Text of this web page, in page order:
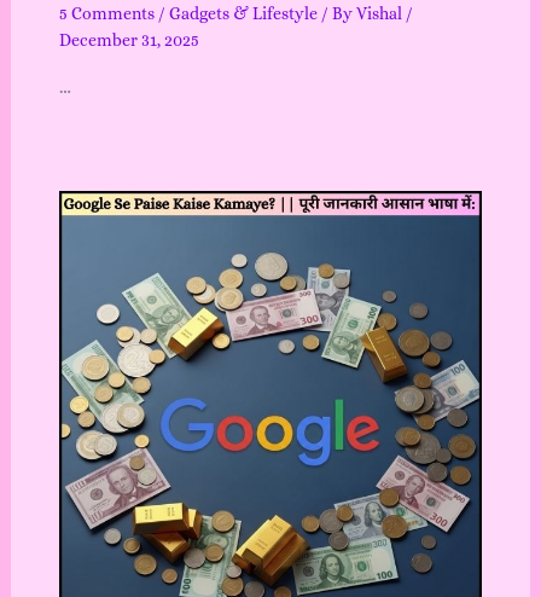
5 Comments / Gadgets & Lifestyle/ ByVishal /
December 31, 2025
…